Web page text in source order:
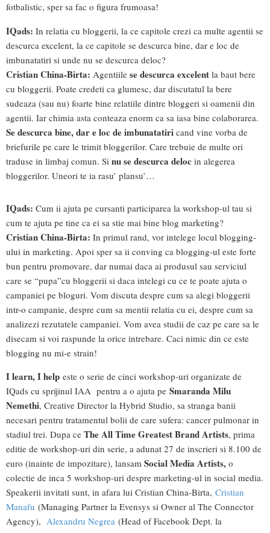
fotbalistic, sper sa fac o figura frumoasa!
IQads: In relatia cu bloggerii, la ce capitole crezi ca multe agentii se
descurca excelent, la ce capitole se descurca bine, dar e loc de
imbunatatiri si unde nu se descurca deloc?
Cristian China-Birta: Agentiile se descurca excelent la baut bere
cu bloggerii. Poate credeti ca glumesc, dar discutatul la bere
sudeaza (sau nu) foarte bine relatiile dintre bloggeri si oamenii din
agentii. Iar chimia asta conteaza enorm ca sa iasa bine colaborarea.
Se descurca bine, dar e loc de imbunatatiri cand vine vorba de
briefurile pe care le trimit bloggerilor. Care trebuie de multe ori
traduse in limbaj comun. Si nu se descurca deloc in alegerea
bloggerilor. Uneori te ia rasu’ plansu’…
IQads: Cum ii ajuta pe cursanti participarea la workshop-ul tau si
cum te ajuta pe tine ca ei sa stie mai bine blog marketing?
Cristian China-Birta: In primul rand, vor intelege locul blogging-
ului in marketing. Apoi sper sa ii conving ca blogging-ul este forte
bun pentru promovare, dar numai daca ai produsul sau serviciul
care se “pupa”cu bloggerii si daca intelegi cu ce te poate ajuta o
campaniei pe bloguri. Vom discuta despre cum sa alegi bloggerii
intr-o campanie, despre cum sa mentii relatia cu ei, despre cum sa
analizezi rezutatele campaniei. Vom avea studii de caz pe care sa le
disecam si voi raspunde la orice intrebare. Caci nimic din ce este
blogging nu mi-e strain!
I learn, I help este o serie de cinci workshop-uri organizate de
IQads cu sprijinul IAA pentru a o ajuta pe Smaranda Milu
Nemethi, Creative Director la Hybrid Studio, sa stranga banii
necesari pentru tratamentul bolii de care sufera: cancer pulmonar in
stadiul trei. Dupa ce The All Time Greatest Brand Artists, prima
editie de workshop-uri din serie, a adunat 27 de inscrieri si 8.100 de
euro (inainte de impozitare), lansam Social Media Artists, o
colectie de inca 5 workshop-uri despre marketing-ul in social media.
Speakerii invitati sunt, in afara lui Cristian China-Birta, Cristian
Manafu (Managing Partner la Evensys si Owner al The Connector
Agency), Alexandru Negrea (Head of Facebook Dept. la